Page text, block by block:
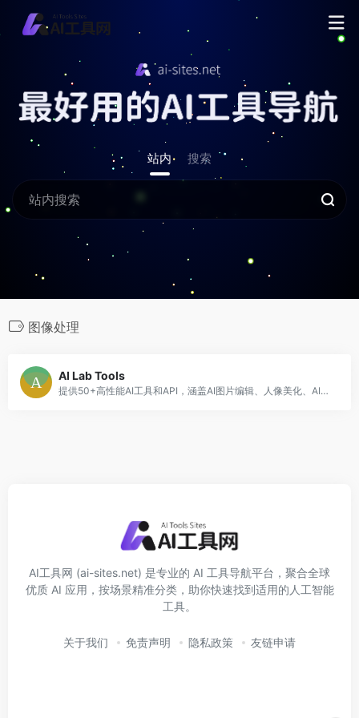
站内 搜索
图像处理
AI Lab Tools
提供50+高性能AI工具和API，涵盖AI图片编辑、人像美化、AI动漫生成、换装换发型等。支持企业定制开发，一键赋能创新应用。
AI工具网 (ai-sites.net) 是专业的 AI 工具导航平台，聚合全球
优质 AI 应用，按场景精准分类，助你快速找到适用的人工智能
工具。
关于我们 免责声明 隐私政策 友链申请